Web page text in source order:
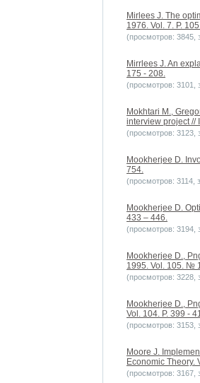
Mirlees J. The
1976. Vol. 7. P.
(просмотров: 3845,
Mirrlees J. An
175 - 208.
(просмотров: 3101,
Mokhtari M.,
interview project //
(просмотров: 3123,
Mookherjee D.
754.
(просмотров: 3114,
Mookherjee D.
433 – 446.
(просмотров: 3194,
Mookherjee D.,
1995. Vol. 105. №
(просмотров: 3228,
Mookherjee D.,
Vol. 104. P. 399 -
(просмотров: 3153,
Moore J.
Economic Theory.
(просмотров: 3167,